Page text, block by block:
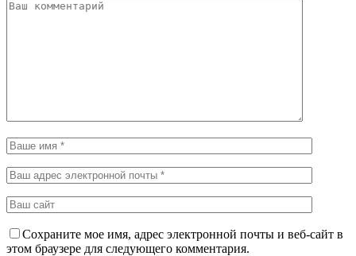
Сохраните мое имя, адрес электронной почты и веб-сайт в
этом браузере для следующего комментария.